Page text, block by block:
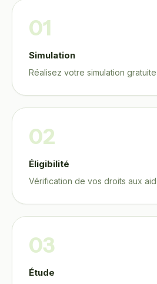
01
Simulation
Réalisez votre simulation
02
Éligibilité
Vérification de vos droits aux
03
Étude